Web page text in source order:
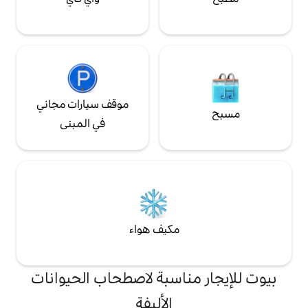
موقف سيارات مجاني
في المبنى
لاصطحاب الحيوانات